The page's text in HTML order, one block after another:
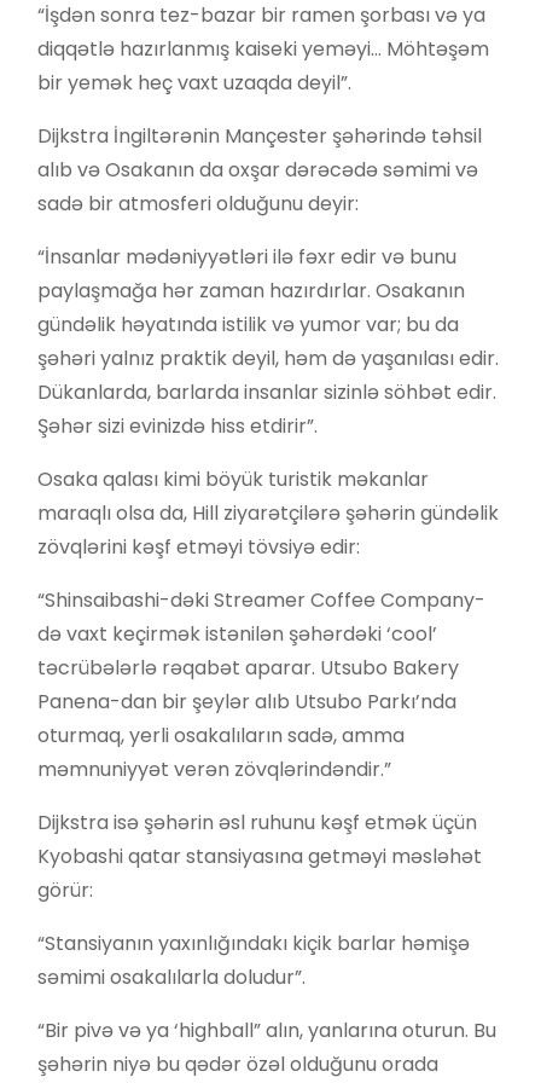
“İşdən sonra tez-bazar bir ramen şorbası və ya
diqqətlə hazırlanmış kaiseki yeməyi… Möhtəşəm
bir yemək heç vaxt uzaqda deyil”.
Dijkstra İngiltərənin Mançester şəhərində təhsil
alıb və Osakanın da oxşar dərəcədə səmimi və
sadə bir atmosferi olduğunu deyir:
“İnsanlar mədəniyyətləri ilə fəxr edir və bunu
paylaşmağa hər zaman hazırdırlar. Osakanın
gündəlik həyatında istilik və yumor var; bu da
şəhəri yalnız praktik deyil, həm də yaşanılası edir.
Dükanlarda, barlarda insanlar sizinlə söhbət edir.
Şəhər sizi evinizdə hiss etdirir”.
Osaka qalası kimi böyük turistik məkanlar
maraqlı olsa da, Hill ziyarətçilərə şəhərin gündəlik
zövqlərini kəşf etməyi tövsiyə edir:
“Shinsaibashi-dəki Streamer Coffee Company-
də vaxt keçirmək istənilən şəhərdəki ‘cool’
təcrübələrlə rəqabət aparar. Utsubo Bakery
Panena-dan bir şeylər alıb Utsubo Parkı’nda
oturmaq, yerli osakalıların sadə, amma
məmnuniyyət verən zövqlərindəndir.”
Dijkstra isə şəhərin əsl ruhunu kəşf etmək üçün
Kyobashi qatar stansiyasına getməyi məsləhət
görür:
“Stansiyanın yaxınlığındakı kiçik barlar həmişə
səmimi osakalılarla doludur”.
“Bir pivə və ya ‘highball” alın, yanlarına oturun. Bu
şəhərin niyə bu qədər özəl olduğunu orada